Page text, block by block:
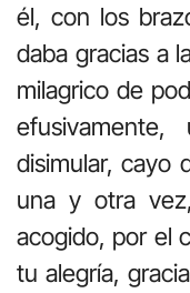
él, con los
daba gracias a
milagrico de
disimular, cayo
una y otra
acogido, por el
tu alegría,